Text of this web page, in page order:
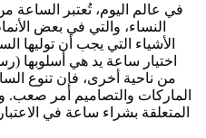
في عالم اليوم، تُعتبر الساعة
النساء، والتي في بعض
الأشياء التي يجب أن توليها
اختيار ساعة يد هي أسلوبها
من ناحية أخرى، فإن تنوع
الماركات والتصاميم أمر
المتعلقة بشراء ساعة في